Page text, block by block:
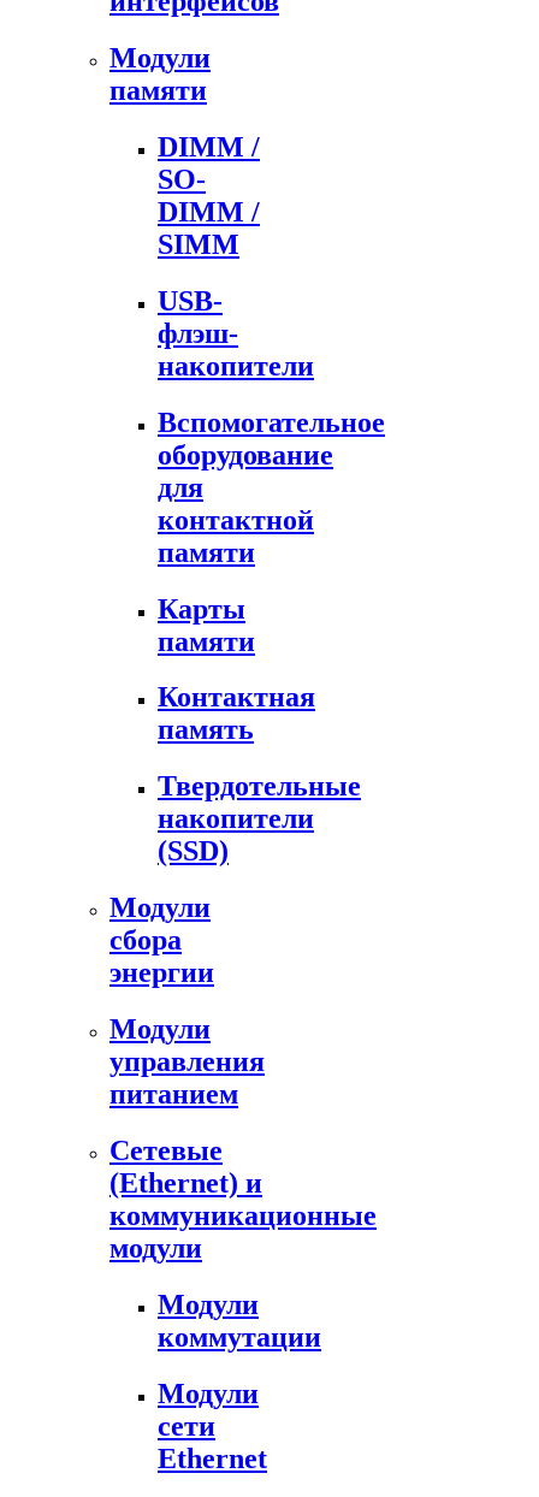
Модули
памяти
DIMM /
SO-
DIMM /
SIMM
USB-
флэш-
накопители
Вспомогательное
оборудование
для
контактной
памяти
Карты
памяти
Контактная
память
Твердотельные
накопители
(SSD)
Модули
сбора
энергии
Модули
управления
питанием
Сетевые
(Ethernet) и
коммуникационные
модули
Модули
коммутации
Модули
сети
Ethernet